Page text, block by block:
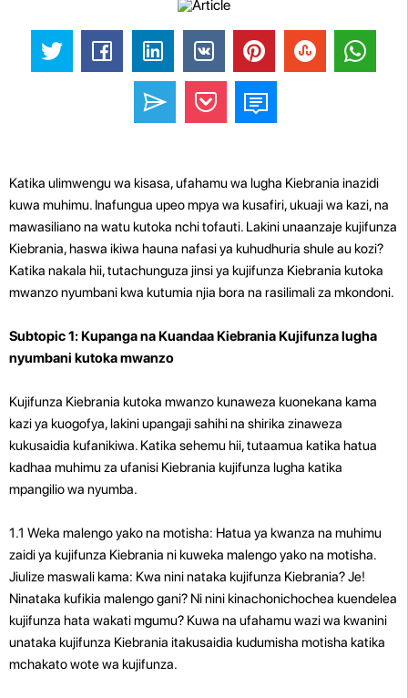
Katika ulimwengu wa kisasa, ufahamu wa lugha Kiebrania inazidi
kuwa muhimu. Inafungua upeo mpya wa kusafiri, ukuaji wa kazi, na
mawasiliano na watu kutoka nchi tofauti. Lakini unaanzaje kujifunza
Kiebrania, haswa ikiwa hauna nafasi ya kuhudhuria shule au kozi?
Katika nakala hii, tutachunguza jinsi ya kujifunza Kiebrania kutoka
mwanzo nyumbani kwa kutumia njia bora na rasilimali za mkondoni.
Subtopic 1: Kupanga na Kuandaa Kiebrania Kujifunza lugha
nyumbani kutoka mwanzo
Kujifunza Kiebrania kutoka mwanzo kunaweza kuonekana kama
kazi ya kuogofya, lakini upangaji sahihi na shirika zinaweza
kukusaidia kufanikiwa. Katika sehemu hii, tutaamua katika hatua
kadhaa muhimu za ufanisi Kiebrania kujifunza lugha katika
mpangilio wa nyumba.
1.1 Weka malengo yako na motisha: Hatua ya kwanza na muhimu
zaidi ya kujifunza Kiebrania ni kuweka malengo yako na motisha.
Jiulize maswali kama: Kwa nini nataka kujifunza Kiebrania? Je!
Ninataka kufikia malengo gani? Ni nini kinachonichochea kuendelea
kujifunza hata wakati mgumu? Kuwa na ufahamu wazi wa kwanini
unataka kujifunza Kiebrania itakusaidia kudumisha motisha katika
mchakato wote wa kujifunza.